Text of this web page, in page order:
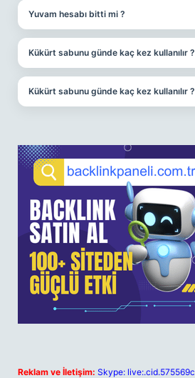
Yuvam hesabı bitti mi ?
Kükürt sabunu günde kaç kez kullanılır ?
Kükürt sabunu günde kaç kez kullanılır ?
Reklam ve İletişim: Skype: